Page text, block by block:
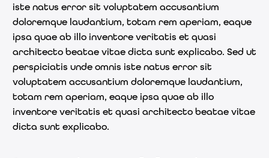
iste natus error sit voluptatem accusantium
doloremque laudantium, totam rem aperiam, eaque
ipsa quae ab illo inventore veritatis et quasi
architecto beatae vitae dicta sunt explicabo. Sed ut
perspiciatis unde omnis iste natus error sit
voluptatem accusantium doloremque laudantium,
totam rem aperiam, eaque ipsa quae ab illo
inventore veritatis et quasi architecto beatae vitae
dicta sunt explicabo.